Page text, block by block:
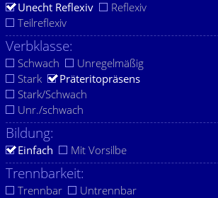
Unecht Reflexiv
Reflexiv
Teilreflexiv
Verbklasse:
Schwach
Unregelmäßig
Stark
Präteritopräsens
Stark/Schwach
Unr./schwach
Bildung:
Einfach Mit Vorsilbe
Trennbarkeit:
Trennbar
Untrennbar